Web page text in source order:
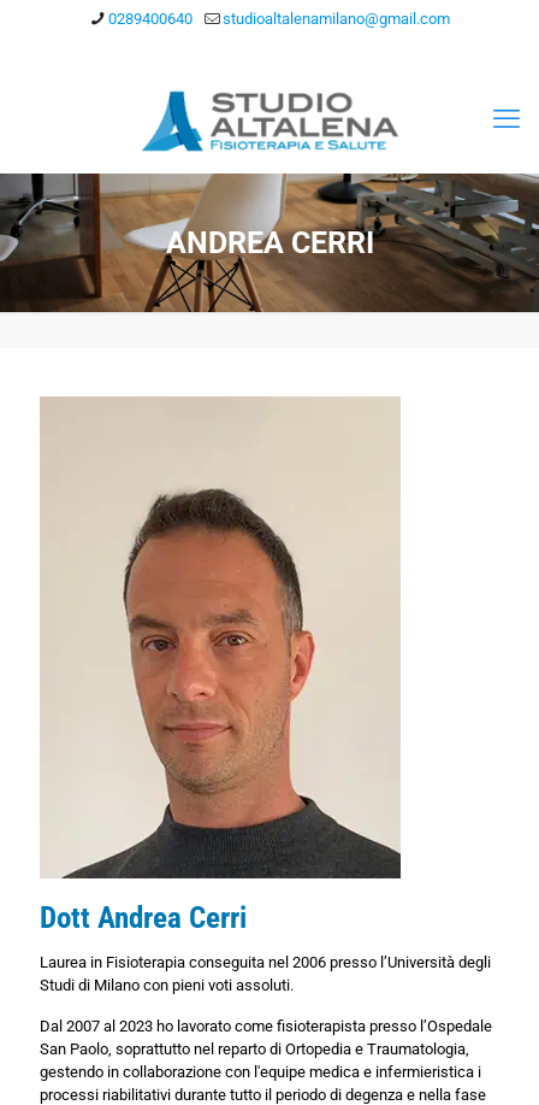
0289400640 studioaltalenamilano@gmail.com
ANDREA CERRI
Dott Andrea Cerri
Laurea in Fisioterapia conseguita nel 2006 presso l’Università degli
Studi di Milano con pieni voti assoluti.
Dal 2007 al 2023 ho lavorato come fisioterapista presso l’Ospedale
San Paolo, soprattutto nel reparto di Ortopedia e Traumatologia,
gestendo in collaborazione con l'equipe medica e infermieristica i
processi riabilitativi durante tutto il periodo di degenza e nella fase